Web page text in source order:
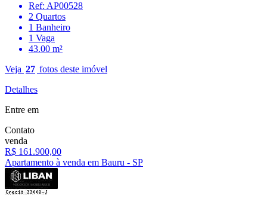
Ref: AP00528
2 Quartos
1 Banheiro
1 Vaga
43.00 m²
Veja 27 fotos deste imóvel
Detalhes
Entre em
Contato
venda
R$ 161.900,00
Apartamento à venda em Bauru - SP